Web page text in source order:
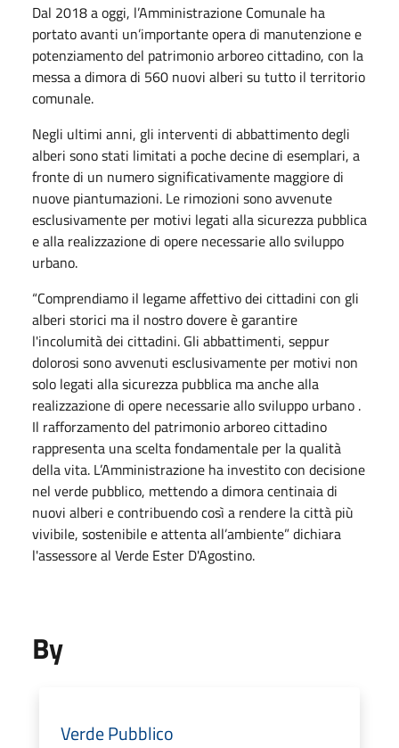
Dal 2018 a oggi, l’Amministrazione Comunale ha
portato avanti un’importante opera di manutenzione e
potenziamento del patrimonio arboreo cittadino, con la
messa a dimora di 560 nuovi alberi su tutto il territorio
comunale.
Negli ultimi anni, gli interventi di abbattimento degli
alberi sono stati limitati a poche decine di esemplari, a
fronte di un numero significativamente maggiore di
nuove piantumazioni. Le rimozioni sono avvenute
esclusivamente per motivi legati alla sicurezza pubblica
e alla realizzazione di opere necessarie allo sviluppo
urbano.
“Comprendiamo il legame affettivo dei cittadini con gli
alberi storici ma il nostro dovere è garantire
l'incolumità dei cittadini. Gli abbattimenti, seppur
dolorosi sono avvenuti esclusivamente per motivi non
solo legati alla sicurezza pubblica ma anche alla
realizzazione di opere necessarie allo sviluppo urbano .
Il rafforzamento del patrimonio arboreo cittadino
rappresenta una scelta fondamentale per la qualità
della vita. L’Amministrazione ha investito con decisione
nel verde pubblico, mettendo a dimora centinaia di
nuovi alberi e contribuendo così a rendere la città più
vivibile, sostenibile e attenta all’ambiente” dichiara
l'assessore al Verde Ester D'Agostino.
By
Verde Pubblico